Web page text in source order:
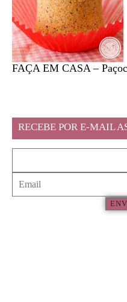
FAÇA EM CASA –
RECEBE POR E-MAIL